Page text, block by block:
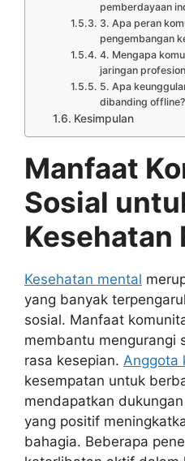
pemberdayaan
3. Apa peran
pengembangan
4. Mengapa
jaringan
5. Apa
dibanding offline?
Kesimpulan
Manfaat
Sosial
Kesehatan
Kesehatan mental
yang banyak
sosial. Manfaat
membantu mengurangi
rasa kesepian. Anggota
kesempatan untuk
mendapatkan
yang positif
bahagia. Beberapa